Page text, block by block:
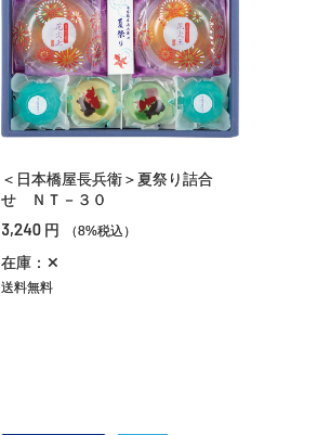
＜日本橋屋長兵衛＞夏祭り詰合
せ ＮＴ－３０
3,240 円 （8%税込）
在庫：✕
送料無料